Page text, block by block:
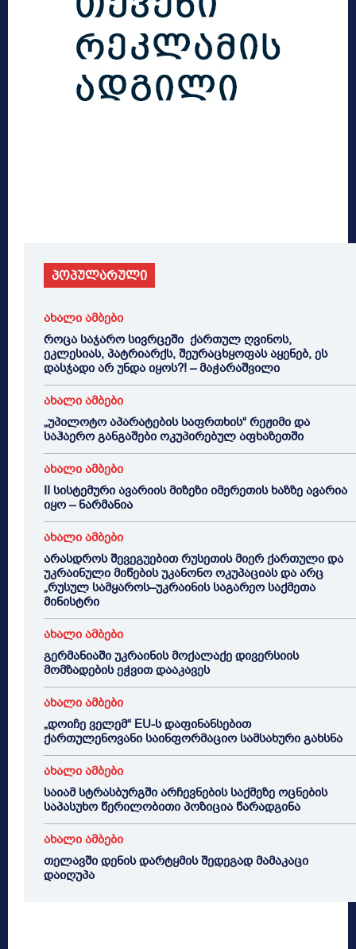
პოპულარული
ახალი ამბები
როცა საჯარო სივრცეში ქართულ ღვინოს,
ეკლესიას, პატრიარქს, შეურაცხყოფას აყენებ, ეს
დასჯადი არ უნდა იყოს?! – მაჭარაშვილი
ახალი ამბები
„უპილოტო აპარატების საფრთხის“ რეჟიმი და
საჰაერო განგაშები ოკუპირებულ აფხაზეთში
ახალი ამბები
II სისტემური ავარიის მიზეზი იმერეთის ხაზზე ავარია
იყო – ნარმანია
ახალი ამბები
არასდროს შევეგუებით რუსეთის მიერ ქართული და
უკრაინული მიწების უკანონო ოკუპაციას და არც
„რუსულ სამყაროს–უკრაინის საგარეო საქმეთა
მინისტრი
ახალი ამბები
გერმანიაში უკრაინის მოქალაქე დივერსიის
მომზადების ეჭვით დააკავეს
ახალი ამბები
„დოიჩე ველემ“ EU-ს დაფინანსებით
ქართულენოვანი საინფორმაციო სამსახური გახსნა
ახალი ამბები
საიამ სტრასბურგში არჩევნების საქმეზე ოცნების
საპასუხო წერილობითი პოზიცია წარადგინა
ახალი ამბები
თელავში დენის დარტყმის შედეგად მამაკაცი
დაიღუპა